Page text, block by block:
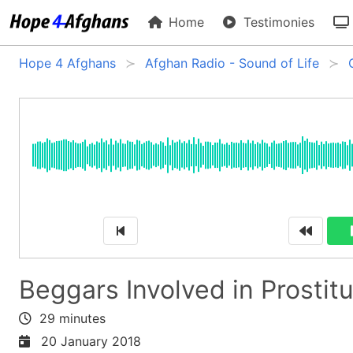
Home Testimonies
Hope 4 Afghans Afghan Radio - Sound of Life
Beggars Involved in
29 minutes
20 January 2018